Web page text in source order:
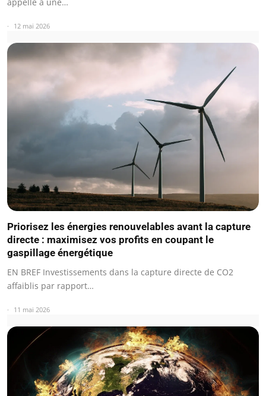
appelle à une…
12 mai 2026
Priorisez les énergies renouvelables avant la capture
directe : maximisez vos profits en coupant le
gaspillage énergétique
EN BREF Investissements dans la capture directe de CO2
affaiblis par rapport…
11 mai 2026